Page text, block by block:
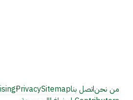
من نحناتصل بناSitemap
Privacy
ِAdvertising